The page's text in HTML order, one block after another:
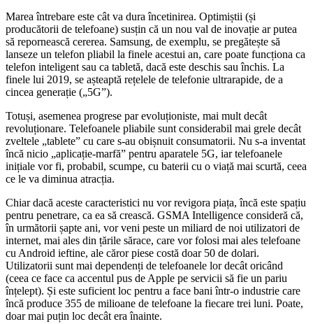
Marea întrebare este cât va dura încetinirea. Optimiștii (și
producătorii de telefoane) susțin că un nou val de inovație ar putea
să repornească cererea. Samsung, de exemplu, se pregătește să
lanseze un telefon pliabil la finele acestui an, care poate funcționa ca
telefon inteligent sau ca tabletă, dacă este deschis sau închis. La
finele lui 2019, se așteaptă rețelele de telefonie ultrarapide, de a
cincea generație („5G”).
Totuși, asemenea progrese par evoluționiste, mai mult decât
revoluționare. Telefoanele pliabile sunt considerabil mai grele decât
zveltele „tablete” cu care s-au obișnuit consumatorii. Nu s-a inventat
încă nicio „aplicație-marfă” pentru aparatele 5G, iar telefoanele
inițiale vor fi, probabil, scumpe, cu baterii cu o viață mai scurtă, ceea
ce le va diminua atracția.
Chiar dacă aceste caracteristici nu vor revigora piața, încă este spațiu
pentru penetrare, ca ea să crească. GSMA Intelligence consideră că,
în următorii șapte ani, vor veni peste un miliard de noi utilizatori de
internet, mai ales din țările sărace, care vor folosi mai ales telefoane
cu Android ieftine, ale căror piese costă doar 50 de dolari.
Utilizatorii sunt mai dependenți de telefoanele lor decât oricând
(ceea ce face ca accentul pus de Apple pe servicii să fie un pariu
înțelept). Și este suficient loc pentru a face bani într-o industrie care
încă produce 355 de milioane de telefoane la fiecare trei luni. Poate,
doar mai puțin loc decât era înainte.